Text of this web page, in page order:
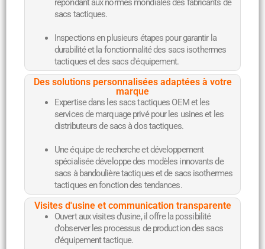
sacs tactiques.
Inspections en plusieurs étapes pour garantir la
durabilité et la fonctionnalité des sacs isothermes
tactiques et des sacs d'équipement.
Des solutions personnalisées adaptées à votre
marque
Expertise dans les sacs tactiques OEM et les
services de marquage privé pour les usines et les
distributeurs de sacs à dos tactiques.
Une équipe de recherche et développement
spécialisée développe des modèles innovants de
sacs à bandoulière tactiques et de sacs isothermes
tactiques en fonction des tendances.
Visites d'usine et communication transparente
Ouvert aux visites d'usine, il offre la possibilité
d'observer les processus de production des sacs
d'équipement tactique.